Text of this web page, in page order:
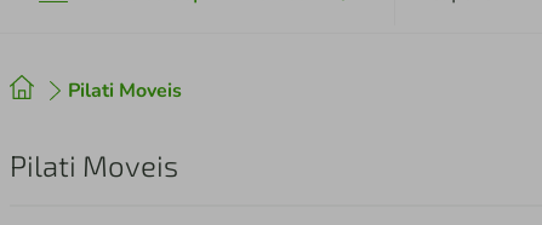
Pilati Moveis
Pilati Moveis